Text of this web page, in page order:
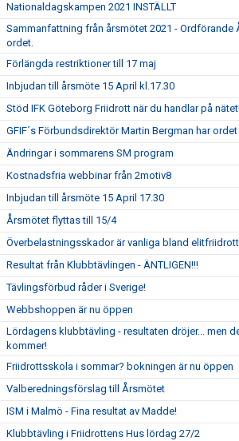
Nationaldagskampen 2021 INSTÄLLT
Sammanfattning från årsmötet 2021 - Ordförande
ordet.
Förlängda restriktioner till 17 maj
Inbjudan till årsmöte 15 April kl.17.30
Stöd IFK Göteborg Friidrott när du handlar på
GFIF´s Förbundsdirektör Martin Bergman har ordet
Ändringar i sommarens SM program
Kostnadsfria webbinar från 2motiv8
Inbjudan till årsmöte 15 April 17.30
Årsmötet flyttas till 15/4
Överbelastningsskador är vanliga bland
Resultat från Klubbtävlingen - ÄNTLIGEN!!!
Tävlingsförbud råder i Sverige!
Webbshoppen är nu öppen
Lördagens klubbtävling - resultaten dröjer... men
kommer!
Friidrottsskola i sommar? bokningen är nu öppen
Valberedningsförslag till Årsmötet
ISM i Malmö - Fina resultat av Madde!
Klubbtävling i Friidrottens Hus lördag 27/2